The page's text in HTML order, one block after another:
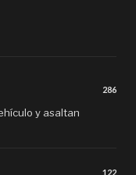
286
y asaltan
122